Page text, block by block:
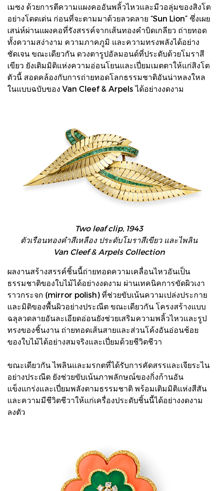
เมซง ด้วยการตีความแผงคออันพลิ้วไหวและมีวอลุ่มของสิงโต
อย่างโดดเด่น ก่อนที่จะตามมาด้วยลวดลาย “Sun Lion” ซึ่งเผย
เสน่ห์ผ่านแผงคอที่รังสรรค์จากเส้นทองคำบิดเกลียว ถ่ายทอด
ทั้งความสง่างาม ความภาคภูมิ และความทรงพลังได้อย่าง
ชัดเจน ขณะเดียวกัน ดวงตารูปอัลมอนด์ที่ประดับด้วยโมราสี
เขียว ยังเติมมิติแห่งความอ่อนโยนและเปี่ยมเมตตาให้แก่สิงโต
ตัวนี้ สอดคล้องกับการถ่ายทอดโลกธรรมชาติอันน่าหลงใหล
ในแบบฉบับของ Van Cleef & Arpels ได้อย่างงดงาม
Two leaf clip, 1943
ตัวเรือนทองคำสีเหลือง ประดับโมราสีเขียว และไพลิน
Van Cleef & Arpels Collection
ผลงานสร้างสรรค์ชิ้นนี้ถ่ายทอดความเคลื่อนไหวอันเป็น
ธรรมชาติของใบไม้ได้อย่างงดงาม ผ่านเทคนิคการขัดผิวเงา
ราวกระจก (mirror polish) ที่ช่วยขับเน้นความเปล่งประกาย
และมิติของพื้นผิวอย่างประณีต ขณะเดียวกัน โครงสร้างแบบ
ฉลุลวดลายอันละเอียดอ่อนยังช่วยเสริมความพลิ้วไหวและรูป
ทรงของชิ้นงาน ถ่ายทอดเส้นสายและส่วนโค้งอันอ่อนช้อย
ของใบไม้ได้อย่างสมจริงและเปี่ยมด้วยชีวิตชีวา
ขณะเดียวกัน ไพลินและมรกตที่ได้รับการคัดสรรและเจียระไน
อย่างประณีต ยังช่วยขับเน้นภาพลักษณ์ของกิ่งก้านอัน
แข็งแกร่งและเปี่ยมพลังตามธรรมชาติ พร้อมเติมมิติแห่งสีสัน
และความมีชีวิตชีวาให้แก่เครื่องประดับชิ้นนี้ได้อย่างงดงาม
ลงตัว